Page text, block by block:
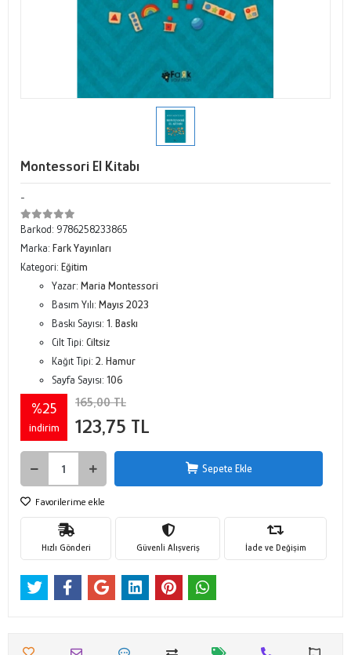
Montessori El Kitabı
-
Barkod: 9786258233865
Marka: Fark Yayınları
Kategori: Eğitim
Yazar: Maria Montessori
Basım Yılı: Mayıs 2023
Baskı Sayısı: 1. Baskı
Cilt Tipi: Ciltsiz
Kağıt Tipi: 2. Hamur
Sayfa Sayısı: 106
%25
indirim
165,00 TL
123,75 TL
Sepete Ekle
Favorilerime ekle
Hızlı Gönderi Güvenli Alışveriş İade ve Değişim